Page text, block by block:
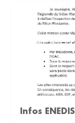
Infos ENEDIS